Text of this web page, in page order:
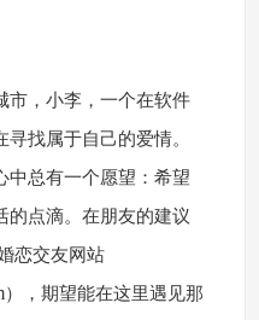
市，小李，一个在软件
找属于自己的爱情。
中总有一个愿望：希望
的点滴。在朋友的建议
恋交友网站
），期望能在这里遇见那